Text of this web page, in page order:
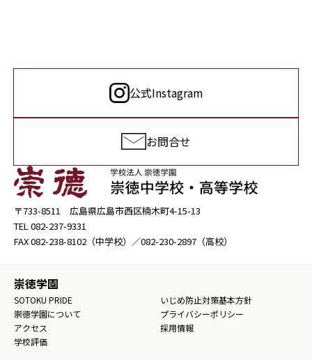
〒733-8511 広島県広島市西区楠木町4-15-13
TEL082-237-9331
FAX082-238-8102 （中学校）／082-230-2897 （高校）
お問合せ
公式Instagram
崇徳学園
SOTOKU PRIDE
崇徳学園について
アクセス
学校評価
いじめ防止対策基本方針
プライバシーポリシー
採用情報